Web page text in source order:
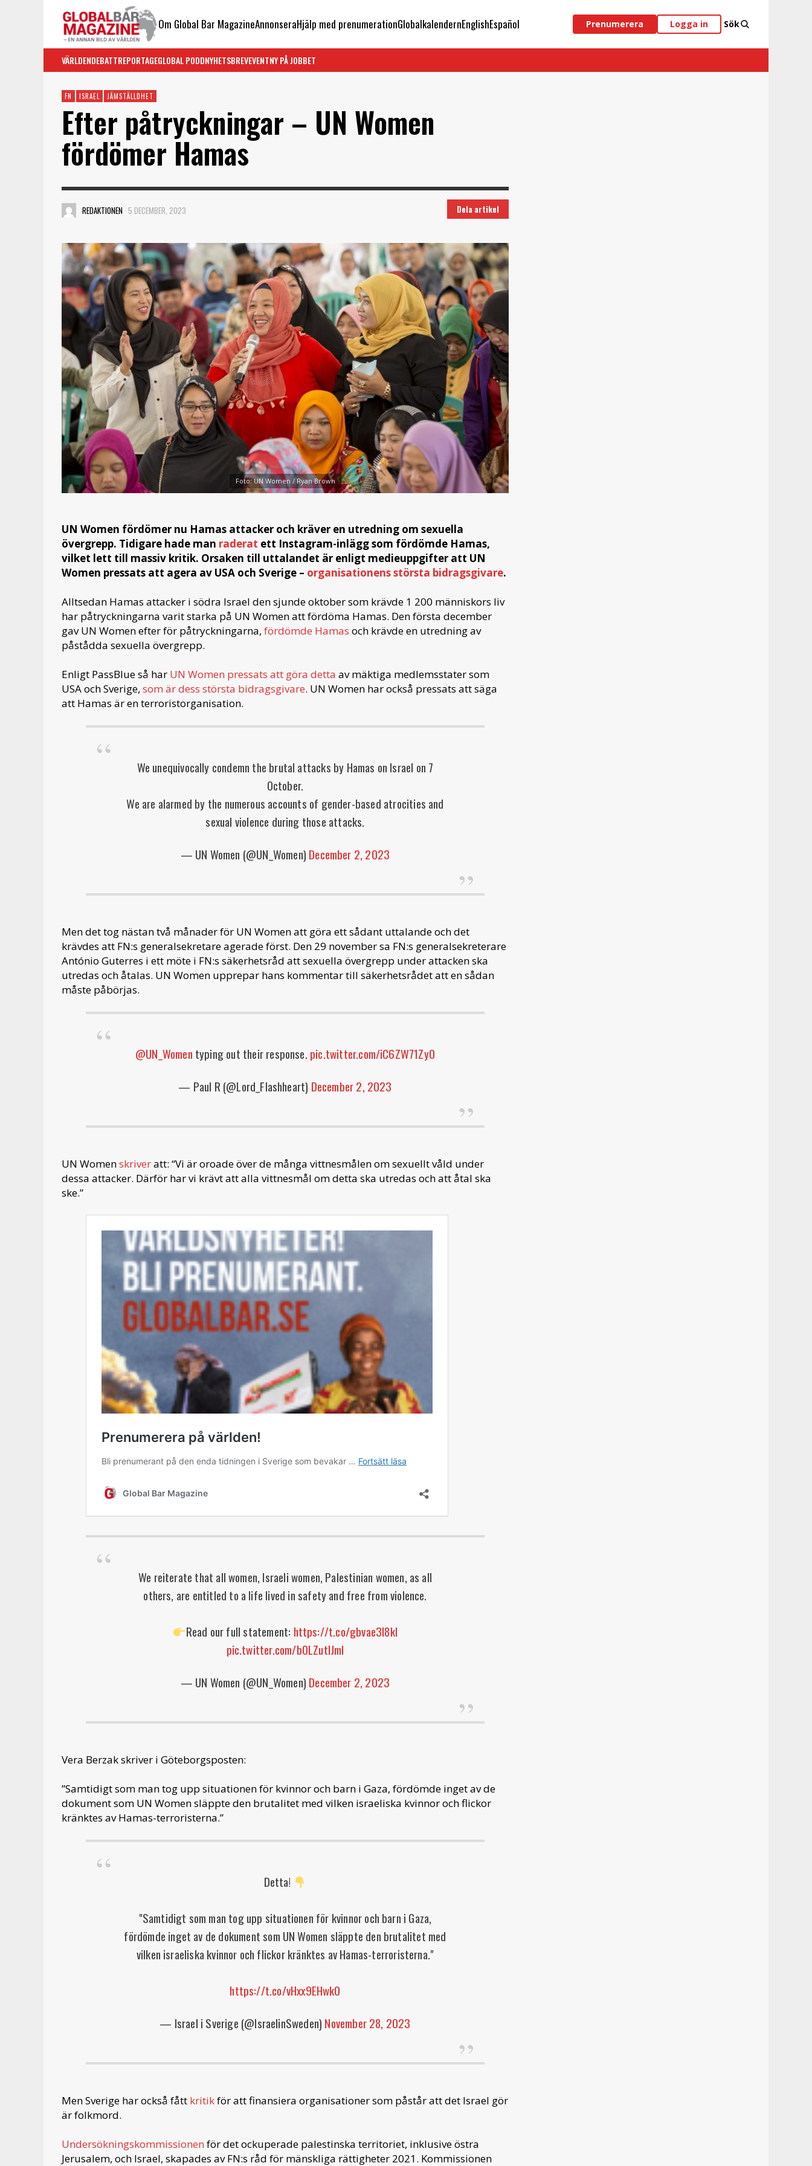
Om Global Bar MagazineAnnonseraHjälp med prenumerationGlobalkalendernEnglishEspañol Prenumerera Logga in Sök
VÄRLDENDEBATTREPORTAGEGLOBAL PODDNYHETSBREVEVENTNY PÅ JOBBET
FN ISRAEL JÄMSTÄLLDHET
Efter påtryckningar – UN Women
fördömer Hamas
REDAKTIONEN 5 DECEMBER, 2023 Dela artikel
Foto: UN Women / Ryan Brown
UN Women fördömer nu Hamas attacker och kräver en utredning om sexuella
övergrepp. Tidigare hade man raderat ett Instagram-inlägg som fördömde Hamas,
vilket lett till massiv kritik. Orsaken till uttalandet är enligt medieuppgifter att UN
Women pressats att agera av USA och Sverige – organisationens största bidragsgivare.
Alltsedan Hamas attacker i södra Israel den sjunde oktober som krävde 1 200 människors liv
har påtryckningarna varit starka på UN Women att fördöma Hamas. Den första december
gav UN Women efter för påtryckningarna, fördömde Hamas och krävde en utredning av
påstådda sexuella övergrepp.
Enligt PassBlue så har UN Women pressats att göra detta av mäktiga medlemsstater som
USA och Sverige, som är dess största bidragsgivare. UN Women har också pressats att säga
att Hamas är en terroristorganisation.
We unequivocally condemn the brutal attacks by Hamas on Israel on 7
October.
We are alarmed by the numerous accounts of gender-based atrocities and
sexual violence during those attacks.
— UN Women (@UN_Women) December 2, 2023
Men det tog nästan två månader för UN Women att göra ett sådant uttalande och det
krävdes att FN:s generalsekretare agerade först. Den 29 november sa FN:s generalsekreterare
António Guterres i ett möte i FN:s säkerhetsråd att sexuella övergrepp under attacken ska
utredas och åtalas. UN Women upprepar hans kommentar till säkerhetsrådet att en sådan
måste påbörjas.
@UN_Women typing out their response. pic.twitter.com/iC6ZW71Zy0
— Paul R (@Lord_Flashheart) December 2, 2023
UN Womenskriveratt: “Vi är oroade över de många vittnesmålen om sexuellt våld under
dessa attacker. Därför har vi krävt att alla vittnesmål om detta ska utredas och att åtal ska
ske.”
We reiterate that all women, Israeli women, Palestinian women, as all
others, are entitled to a life lived in safety and free from violence.
Read our full statement: https://t.co/gbvae3l8kl
pic.twitter.com/b0LZutlJmI
— UN Women (@UN_Women) December 2, 2023
Vera Berzak skriver i Göteborgsposten:
”Samtidigt som man tog upp situationen för kvinnor och barn i Gaza, fördömde inget av de
dokument som UN Women släppte den brutalitet med vilken israeliska kvinnor och flickor
kränktes av Hamas-terroristerna.”
Detta!
"Samtidigt som man tog upp situationen för kvinnor och barn i Gaza,
fördömde inget av de dokument som UN Women släppte den brutalitet med
vilken israeliska kvinnor och flickor kränktes av Hamas-terroristerna."
https://t.co/vHxx9EHwkO
— Israel i Sverige (@IsraelinSweden) November 28, 2023
Men Sverige har också fått kritikför att finansiera organisationer som påstår att det Israel gör
är folkmord.
Undersökningskommissionen för det ockuperade palestinska territoriet, inklusive östra
Jerusalem, och Israel, skapades av FN:s råd för mänskliga rättigheter 2021. Kommissionen